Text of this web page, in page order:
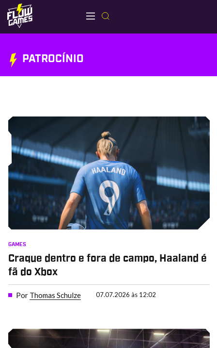
PATROCÍNIO
GAMES
Craque dentro e fora de campo, Haaland é
fã do Xbox
Por Thomas Schulze 07.07.2026 às 12:02